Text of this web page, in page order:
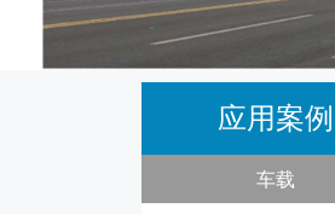
应用案例
车载